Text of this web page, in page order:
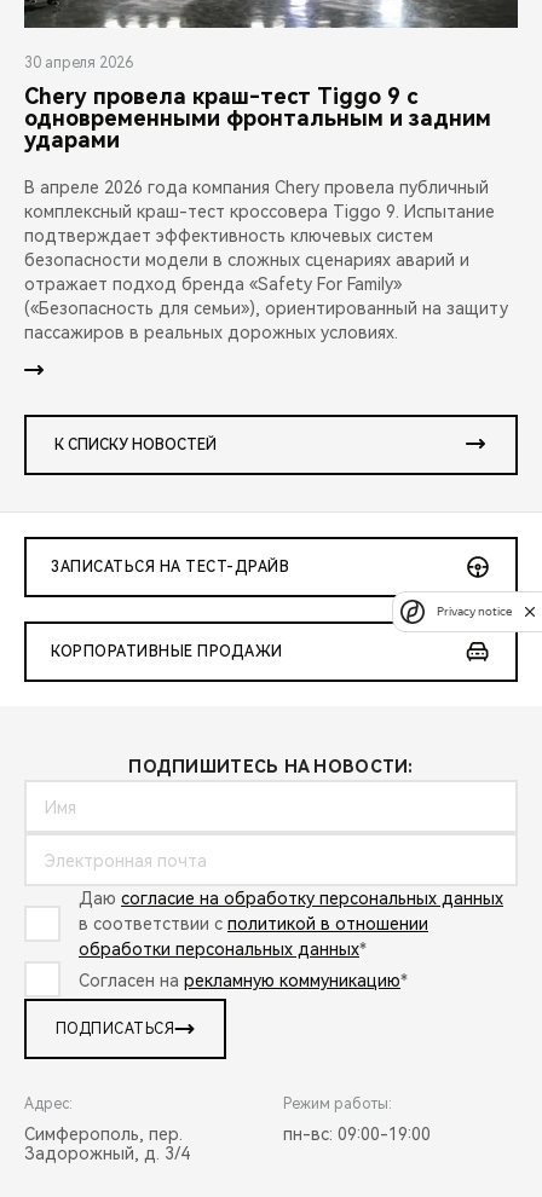
30 апреля 2026
Chery провела краш-тест Tiggo 9 с
одновременными фронтальным и задним
ударами
В апреле 2026 года компания Chery провела публичный
комплексный краш-тест кроссовера Tiggo 9. Испытание
подтверждает эффективность ключевых систем
безопасности модели в сложных сценариях аварий и
отражает подход бренда «Safety For Family»
(«Безопасность для семьи»), ориентированный на защиту
пассажиров в реальных дорожных условиях.
К СПИСКУ НОВОСТЕЙ
ЗАПИСАТЬСЯ НА ТЕСТ-ДРАЙВ
КОРПОРАТИВНЫЕ ПРОДАЖИ
ПОДПИШИТЕСЬ НА НОВОСТИ:
Даю согласие на обработку персональных данных
в соответствии с политикой в отношении
обработки персональных данных*
Согласен на рекламную коммуникацию*
ПОДПИСАТЬСЯ
Адрес:
Симферополь, пер.
Задорожный, д. 3/4
Режим работы:
пн-вс: 09:00-19:00
Privacy notice